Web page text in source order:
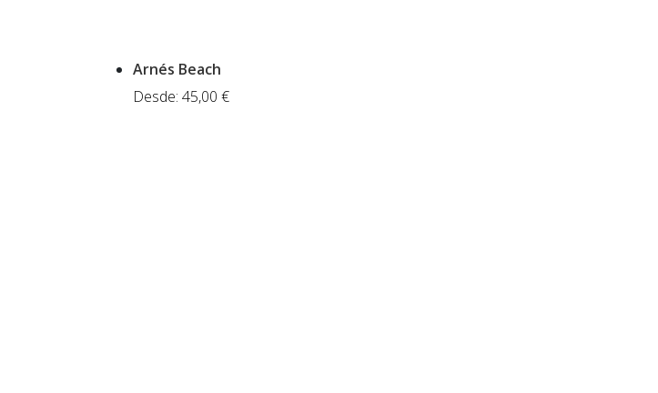
Arnés Beach
Desde: 45,00 €